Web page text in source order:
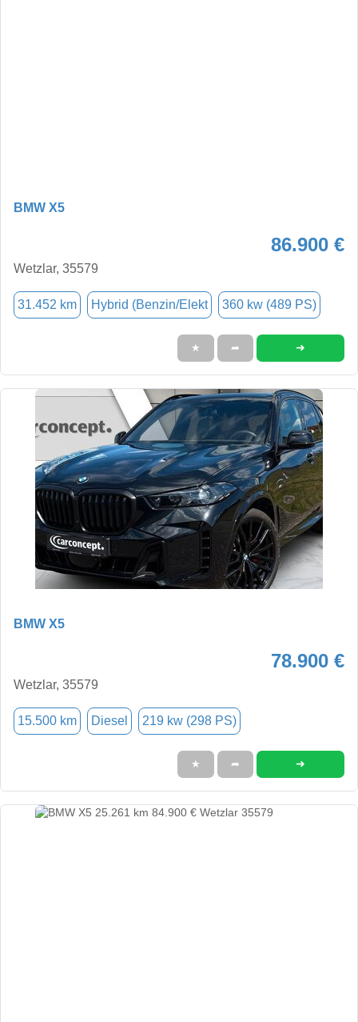
BMW X5
86.900 €
Wetzlar, 35579
31.452 km Hybrid (Benzin/Elekt 360 kw (489 PS)
★ ➦ ➜
BMW X5
78.900 €
Wetzlar, 35579
15.500 km Diesel 219 kw (298 PS)
★ ➦ ➜